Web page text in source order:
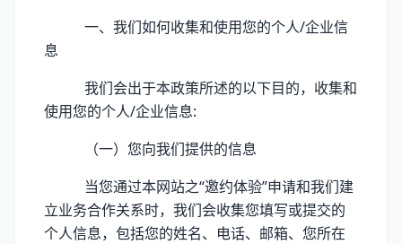
一、我们如何收集和使用您的个人/企业信
息
我们会出于本政策所述的以下目的，收集和
使用您的个人/企业信息:
（一）您向我们提供的信息
当您通过本网站之“邀约体验”申请和我们建
立业务合作关系时，我们会收集您填写或提交的
个人信息，包括您的姓名、电话、邮箱、您所在